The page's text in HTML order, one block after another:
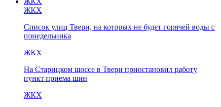
ЖКХ
Список улиц Твери, на которых не будет горячей воды с
понедельника
ЖКХ
На Старицком шоссе в Твери приостановил работу
пункт приема шин
ЖКХ